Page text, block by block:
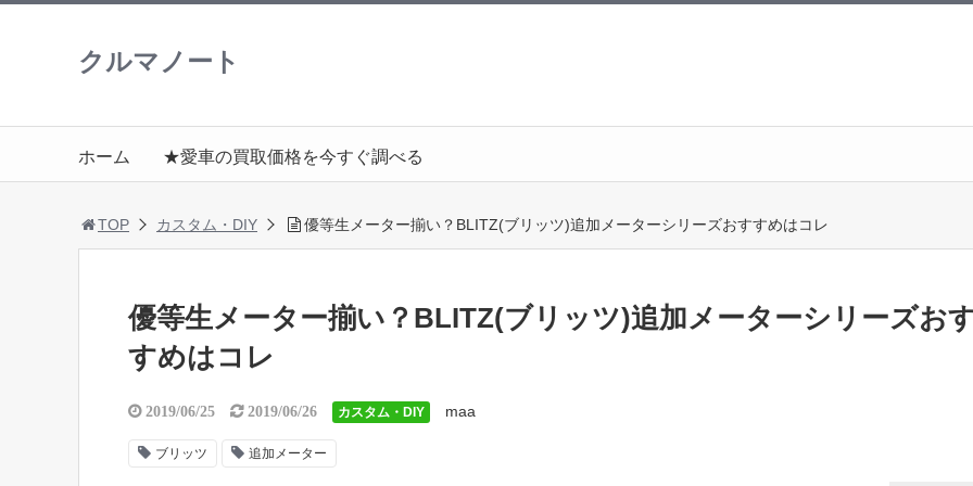
クルマノート
ホーム ★愛車の買取価格を今すぐ調べる
TOP カスタム・DIY 優等生メーター揃い？BLITZ(ブリッツ)追加メーターシリーズおすすめはコレ
優等生メーター揃い？BLITZ(ブリッツ)追加メーターシリーズお
すめはコレ
2019/06/25 2019/06/26 カスタム・DIY maa
ブリッツ 追加メーター